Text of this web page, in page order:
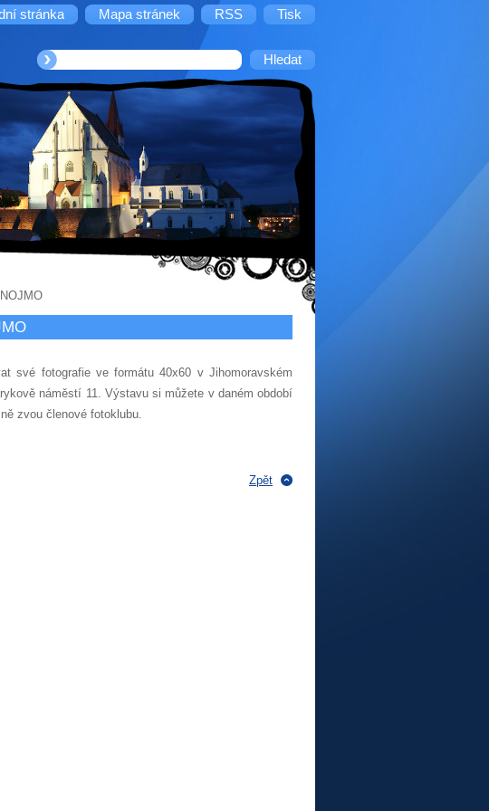
stránka Mapa stránek RSS Tisk
své fotografie ve formátu 40x60 v Jihomoravském
náměstí 11. Výstavu si můžete v daném období
zvou členové fotoklubu.
Zpět